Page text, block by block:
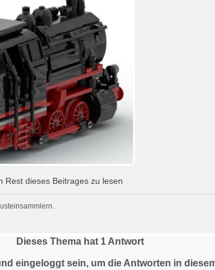
Rest dieses Beitrages zu lesen
Dieses Thema hat 1 Antwort
eingeloggt sein, um die Antworten in